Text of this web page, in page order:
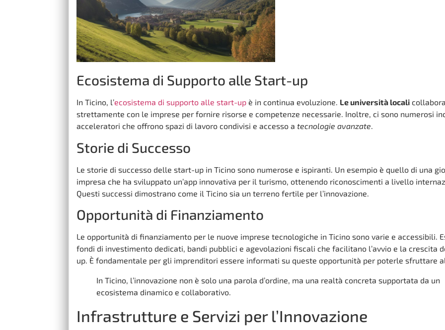
Ecosistema di Supporto alle Start-up
In Ticino, l’ecosistema di supporto alle start-upè in continua evoluzione. Le università locali
strettamente con le imprese per fornire risorse e competenze necessarie. Inoltre, ci sono numerosi
acceleratori che offrono spazi di lavoro condivisi e accesso a tecnologie avanzate.
Storie di Successo
Le storie di successo delle start-up in Ticino sono numerose e ispiranti. Un esempio è quello di una
impresa che ha sviluppato un’app innovativa per il turismo, ottenendo riconoscimenti a livello
Questi successi dimostrano come il Ticino sia un terreno fertile per l’innovazione.
Opportunità di Finanziamento
Le opportunità di finanziamento per le nuove imprese tecnologiche in Ticino sono varie e accessibili.
fondi di investimento dedicati, bandi pubblici e agevolazioni fiscali che facilitano l’avvio e la crescita
up. È fondamentale per gli imprenditori essere informati su queste opportunità per poterle sfruttare
In Ticino, l’innovazione non è solo una parola d’ordine, ma una realtà concreta supportata da un
ecosistema dinamico e collaborativo.
Infrastrutture e Servizi per l’Innovazione